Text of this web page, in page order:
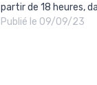
partir de 18 heures,
Publié le 09/09/23